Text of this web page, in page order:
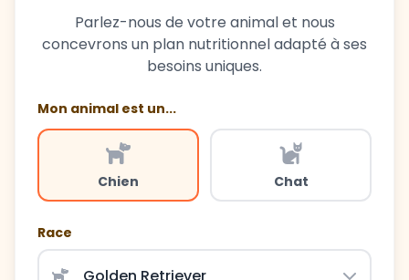
Parlez-nous de votre animal et nous
concevrons un plan nutritionnel adapté à ses
besoins uniques.
Mon animal est un...
Chien Chat
Race